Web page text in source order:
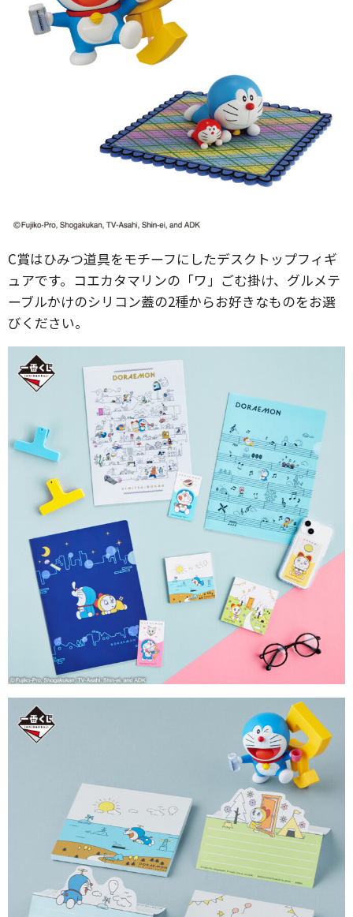
C賞はひみつ道具をモチーフにしたデスクトップフィギ
ュアです。コエカタマリンの「ワ」ごむ掛け、グルメテ
ーブルかけのシリコン蓋の2種からお好きなものをお選
びください。